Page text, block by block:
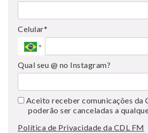
Celular*
Qual seu @ no Instagram?
Aceito receber comunicações da
poderão ser canceladas a
Política de Privacidade da CDL FM